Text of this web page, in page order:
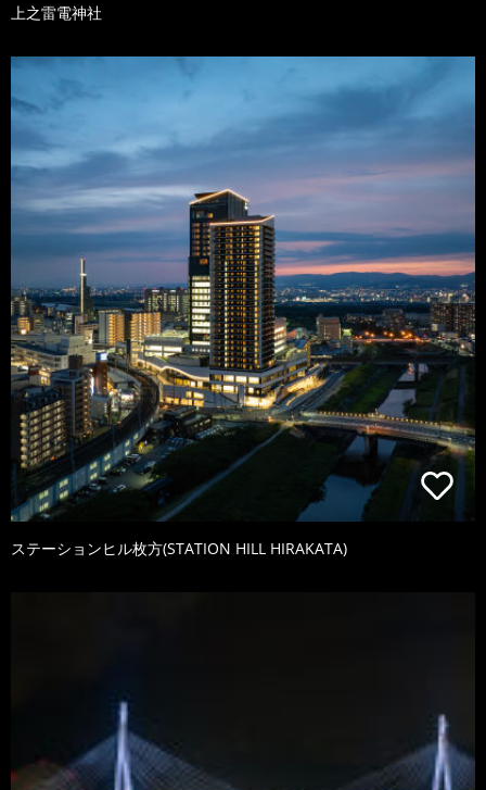
上之雷電神社
ステーションヒル枚方(STATION HILL HIRAKATA)